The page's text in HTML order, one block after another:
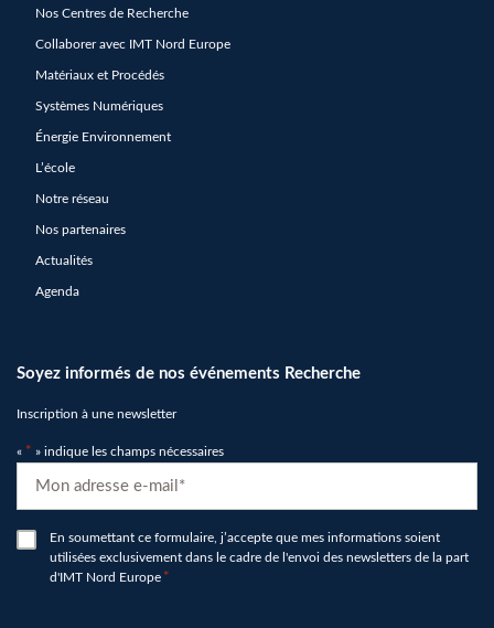
Nos Centres de Recherche
Collaborer avec IMT Nord Europe
Matériaux et Procédés
Systèmes Numériques
Énergie Environnement
L’école
Notre réseau
Nos partenaires
Actualités
Agenda
Soyez informés de nos événements Recherche
Inscription à une newsletter
« * » indique les champs nécessaires
*
RGPDEn soumettant ce formulaire, j’accepte que mes informations soient
utilisées exclusivement dans le cadre de l'envoi des newsletters de la part
d'IMT Nord Europe *